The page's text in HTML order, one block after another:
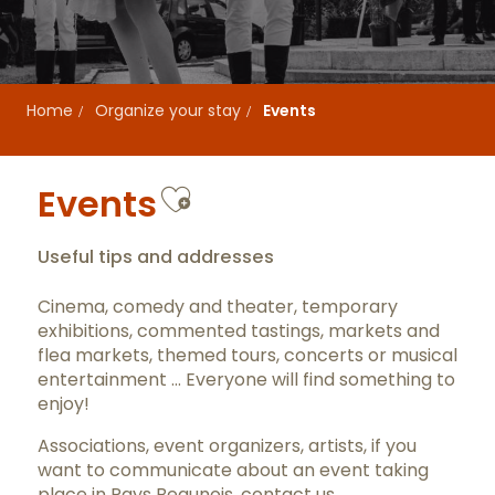
Home Organize your stay Events
EventsAjouter aux
Useful tips and addresses
Cinema, comedy and theater, temporary
exhibitions, commented tastings, markets and
flea markets, themed tours, concerts or musical
entertainment … Everyone will find something to
enjoy!
Associations, event organizers, artists, if you
want to communicate about an event taking